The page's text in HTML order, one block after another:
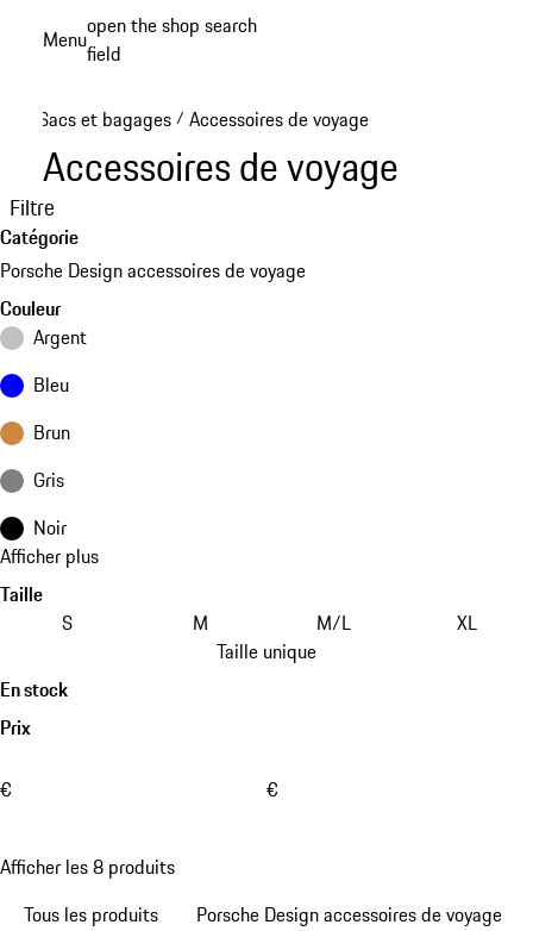
Menuopen the shop search
field
Sacs et bagages / Accessoires de voyage
Accessoires de voyage
Filtre
Catégorie
Porsche Design accessoires de voyage
Couleur
Argent
Bleu
Brun
Gris
Noir
Afficher plus
Taille
S
M M/L
XL
Taille unique
En stock
Prix
€ €
Afficher les 8 produits
Tous les produits
Porsche Design accessoires de voyage